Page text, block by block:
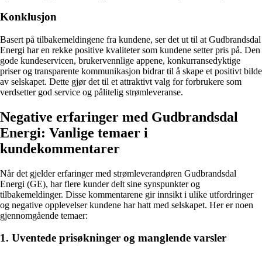
Konklusjon
Basert på tilbakemeldingene fra kundene, ser det ut til at Gudbrandsdal
Energi har en rekke positive kvaliteter som kundene setter pris på. Den
gode kundeservicen, brukervennlige appene, konkurransedyktige
priser og transparente kommunikasjon bidrar til å skape et positivt bilde
av selskapet. Dette gjør det til et attraktivt valg for forbrukere som
verdsetter god service og pålitelig strømleveranse.
Negative erfaringer med Gudbrandsdal
Energi: Vanlige temaer i
kundekommentarer
Når det gjelder erfaringer med strømleverandøren Gudbrandsdal
Energi (GE), har flere kunder delt sine synspunkter og
tilbakemeldinger. Disse kommentarene gir innsikt i ulike utfordringer
og negative opplevelser kundene har hatt med selskapet. Her er noen
gjennomgående temaer:
1. Uventede prisøkninger og manglende varsler